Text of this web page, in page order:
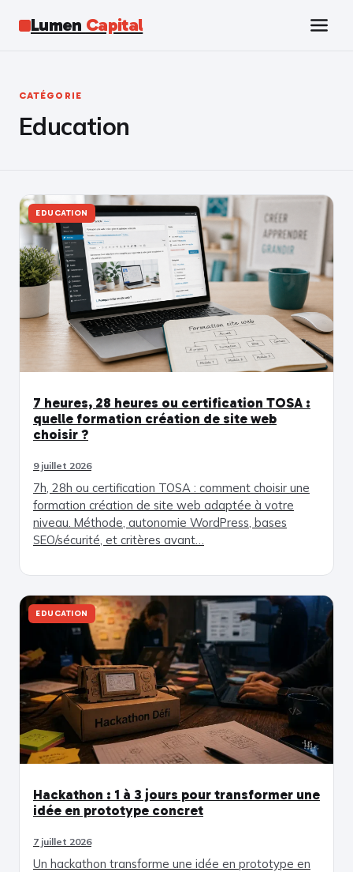
Lumen Capital
Business
Marketing
Éducation
CATÉGORIE
Education
EDUCATION
7 heures, 28 heures ou certification TOSA :
quelle formation création de site web
choisir ?
9 juillet 2026
7h, 28h ou certification TOSA : comment choisir une
formation création de site web adaptée à votre
niveau. Méthode, autonomie WordPress, bases
SEO/sécurité, et critères avant…
EDUCATION
Hackathon : 1 à 3 jours pour transformer une
idée en prototype concret
7 juillet 2026
Un hackathon transforme une idée en prototype en